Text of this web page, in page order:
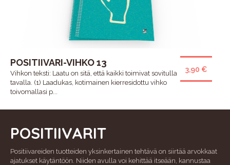
3,90 €
POSITIIVARI-VIHKO 13
Vihkon teksti: Laatu on sitä, että kaikki toimivat sovitulla
tavalla. (1) Laadukas, kotimainen kierresidottu vihko
toivomallasi p...
POSITIIVARIT
Positiivareiden tuotteiden yksinkertainen tehtävä on siirtää arvokkaat
ajatukset käytäntöön. Niiden avulla voi kehittää itseään, kannustaa